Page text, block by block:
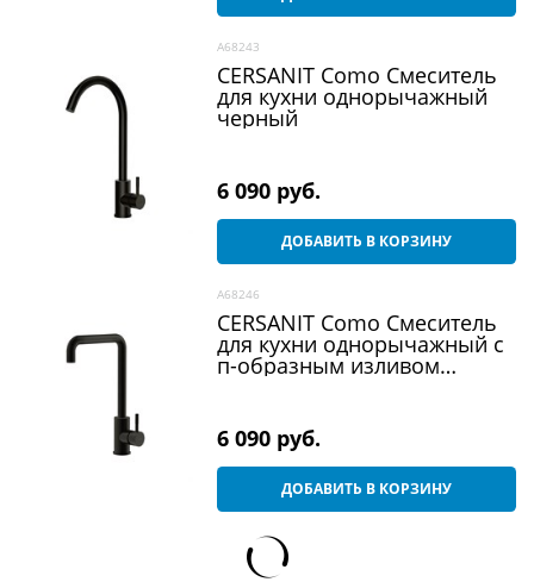
A68243
CERSANIT Como Смеситель
для кухни однорычажный
черный
6 090 руб.
ДОБАВИТЬ В КОРЗИНУ
A68246
CERSANIT Como Смеситель
для кухни однорычажный с
п-образным изливом
6 090 руб.
ДОБАВИТЬ В КОРЗИНУ